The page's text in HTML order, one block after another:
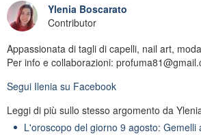
Ylenia Boscarato
Contributor
Appassionata di tagli di capelli, nail art,
Per info e collaborazioni:
Segui Ilenia su Facebook
Leggi di più sullo stesso argomento da
L'oroscopo del giorno 9 agosto: Gemelli